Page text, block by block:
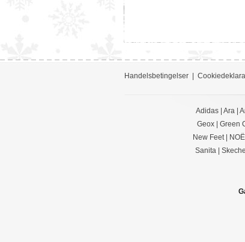
Handelsbetingelser
Adidas Ara
Geox| Green
New Feet| NOË
Sanita